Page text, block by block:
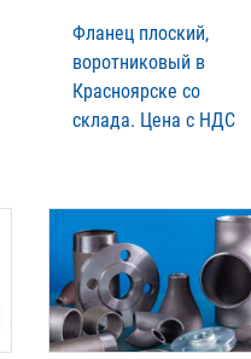
Фланец плоский,
воротниковый в
Красноярске со
склада. Цена с НДС